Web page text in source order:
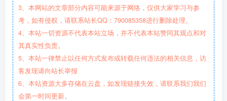
3、本网站的文章部分内容可能来源于网络，仅供大家学习与参
考，如有侵权，请联系站长QQ：790085358进行删除处理。
4、本站一切资源不代表本站立场，并不代表本站赞同其观点和对
其真实性负责。
5、本站一律禁止以任何方式发布或转载任何违法的相关信息，访
客发现请向站长举报
6、本站资源大多存储在云盘，如发现链接失效，请联系我们我们
会第一时间更新。